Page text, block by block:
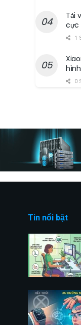
Tải
cực
1
0
Tin nổi bật